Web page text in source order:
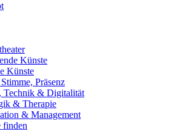
Künste
Künste
Präsenz
Technik & Digitalität
& Therapie
& Management
finden